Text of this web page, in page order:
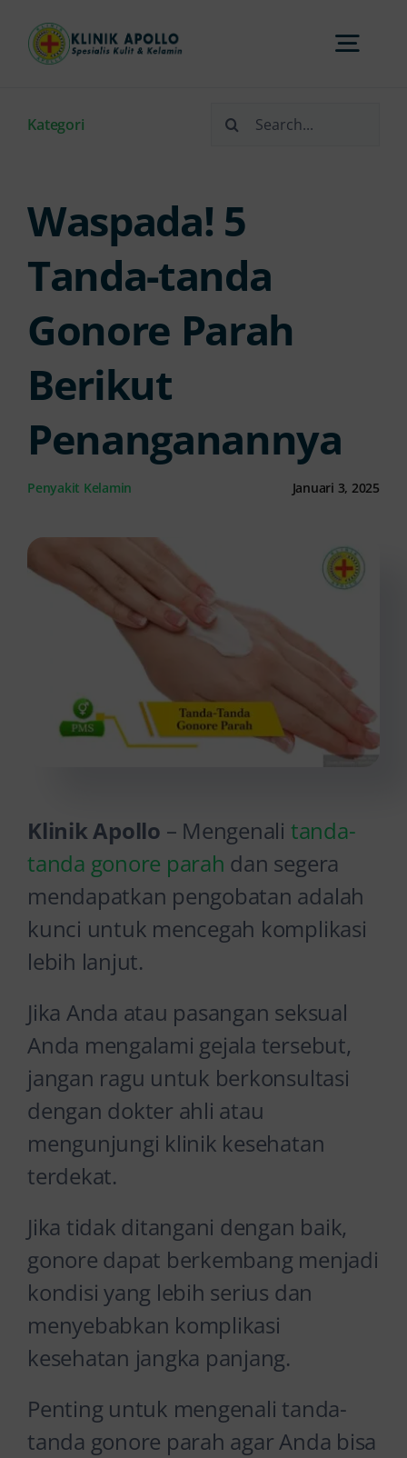
Home
Layanan
FAQs
Artikel
Kontak Kami
Kategori
Search
Waspada! 5
Tanda-tanda
Gonore Parah
Berikut
Penanganannya
Penyakit Kelamin Januari 3, 2025
Klinik Apollo – Mengenali tanda-
tanda gonore parah dan segera
mendapatkan pengobatan adalah
kunci untuk mencegah komplikasi
lebih lanjut.
Jika Anda atau pasangan seksual
Anda mengalami gejala tersebut,
jangan ragu untuk berkonsultasi
dengan dokter ahli atau
mengunjungi klinik kesehatan
terdekat.
Jika tidak ditangani dengan baik,
gonore dapat berkembang menjadi
kondisi yang lebih serius dan
menyebabkan komplikasi
kesehatan jangka panjang.
Penting untuk mengenali tanda-
tanda gonore parah agar Anda bisa